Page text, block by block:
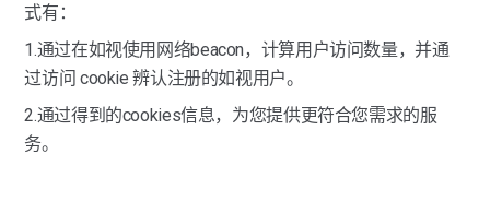
式有：
1.通过在如视使用网络beacon，计算用户访问数量，并通
过访问 cookie 辨认注册的如视用户。
2.通过得到的cookies信息，为您提供更符合您需求的服
务。